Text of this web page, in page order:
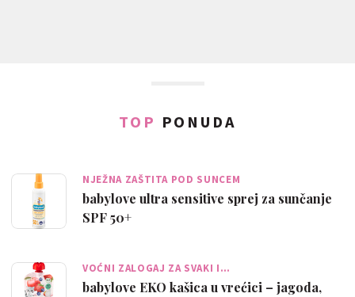
TOP PONUDA
NJEŽNA ZAŠTITA POD SUNCEM
babylove ultra sensitive sprej za sunčanje
SPF 50+
VOĆNI ZALOGAJ ZA SVAKI I…
babylove EKO kašica u vrećici – jagoda,